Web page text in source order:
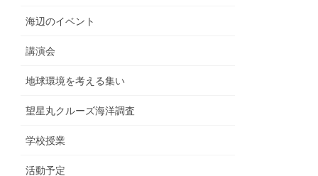
海辺のイベント
講演会
地球環境を考える集い
望星丸クルーズ海洋調査
学校授業
活動予定